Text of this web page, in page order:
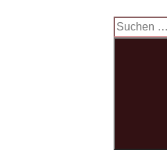
Suchen
nach: